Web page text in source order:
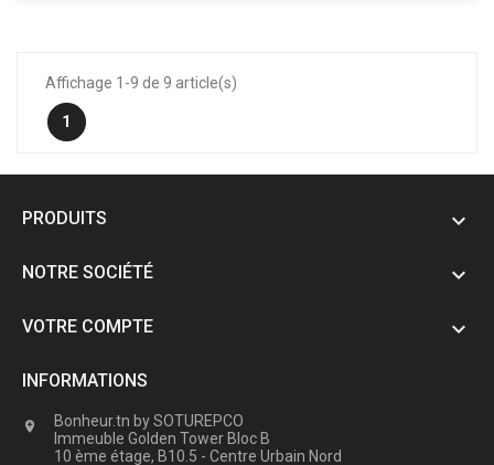
Affichage 1-9 de 9 article(s)
1
PRODUITS 
NOTRE SOCIÉTÉ 
VOTRE COMPTE 
INFORMATIONS

Bonheur.tn by SOTUREPCO
Immeuble Golden Tower Bloc B
10 ème étage, B10.5 - Centre Urbain Nord